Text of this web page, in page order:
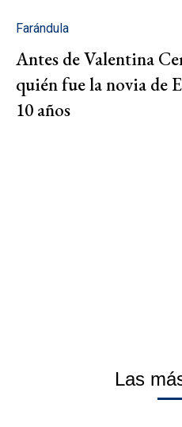
Farándula
Antes de Valentina
quién fue la novia de
10 años
Las